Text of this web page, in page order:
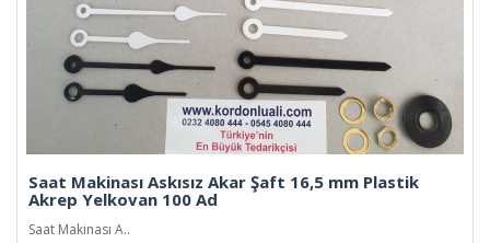
Saat Makinası Askısız Akar Şaft 16,5 mm Plastik
Akrep Yelkovan 100 Ad
Saat Makinası A..